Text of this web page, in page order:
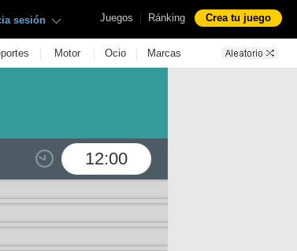
Juegos | Ránking Crea tu juego
sesión
| Motor | Ocio | Marcas
12:00